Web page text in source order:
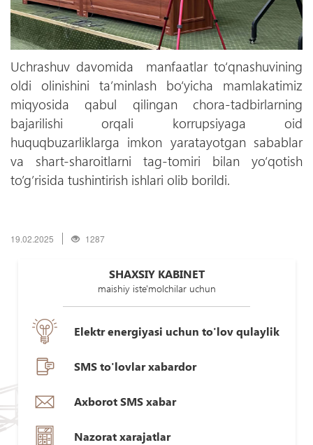
Uchrashuv davomida manfaatlar to‘qnashuvining
oldi olinishini ta’minlash bo‘yicha mamlakatimiz
miqyosida qabul qilingan chora-tadbirlarning
bajarilishi orqali korrupsiyaga oid
huquqbuzarliklarga imkon yaratayotgan sabablar
va shart-sharoitlarni tag-tomiri bilan yo‘qotish
to’g’risida tushintirish ishlari olib borildi.
19.02.2025 1287
SHAXSIY KABINET
maishiy iste'molchilar uchun
Elektr energiyasi uchun to'lov qulaylik
SMS to'lovlar xabardor
Axborot SMS xabar
Nazorat xarajatlar